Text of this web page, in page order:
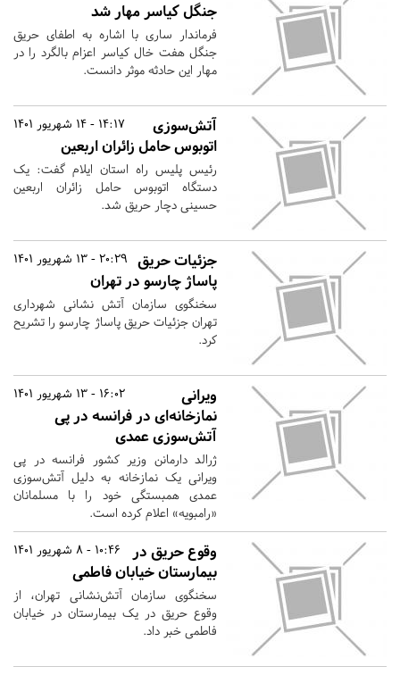
جنگل کیاسر مهار شد
فرماندار ساری با اشاره به اطفای حریق
جنگل هفت خال کیاسر اعزام بالگرد را در
مهار این حادثه موثر دانست.
14:17 - 14 شهریور 1401
آتش‌سوزی
اتوبوس حامل زائران اربعین
رئیس پلیس راه استان ایلام گفت: یک
دستگاه اتوبوس حامل زائران اربعین
حسینی دچار حریق شد.
20:29 - 13 شهریور 1401
جزئیات حریق
پاساژ چارسو در تهران
سخنگوی سازمان آتش نشانی شهرداری
تهران جزئیات حریق پاساژ چارسو را تشریح
کرد.
16:02 - 13 شهریور 1401
ویرانی
نمازخانه‌ای در فرانسه در پی
آتش‌سوزی عمدی
ژرالد دارمانن وزیر کشور فرانسه در پی
ویرانی یک نمازخانه به دلیل آتش‌سوزی
عمدی همبستگی خود را با مسلمانان
«رامبویه» اعلام کرده است.
10:46 - 8 شهریور 1401
وقوع حریق در
بیمارستان خیابان فاطمی
سخنگوی سازمان آتش‌نشانی تهران، از
وقوع حریق در یک بیمارستان در خیابان
فاطمی خبر داد.